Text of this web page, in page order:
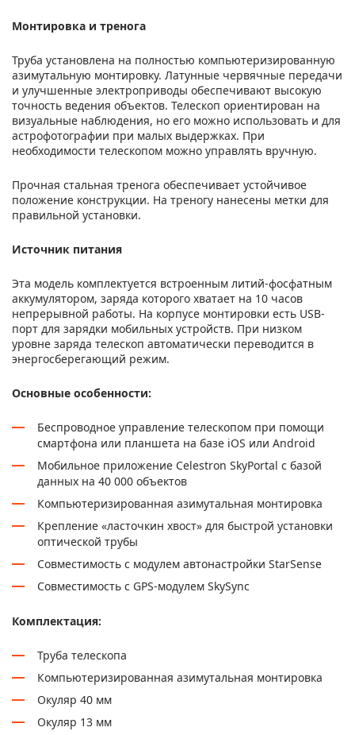
Монтировка и тренога
Труба установлена на полностью компьютеризированную
азимутальную монтировку. Латунные червячные передачи
и улучшенные электроприводы обеспечивают высокую
точность ведения объектов. Телескоп ориентирован на
визуальные наблюдения, но его можно использовать и для
астрофотографии при малых выдержках. При
необходимости телескопом можно управлять вручную.
Прочная стальная тренога обеспечивает устойчивое
положение конструкции. На треногу нанесены метки для
правильной установки.
Источник питания
Эта модель комплектуется встроенным литий-фосфатным
аккумулятором, заряда которого хватает на 10 часов
непрерывной работы. На корпусе монтировки есть USB-
порт для зарядки мобильных устройств. При низком
уровне заряда телескоп автоматически переводится в
энергосберегающий режим.
Основные особенности:
Беспроводное управление телескопом при помощи
смартфона или планшета на базе iOS или Android
Мобильное приложение Celestron SkyPortal с базой
данных на 40 000 объектов
Компьютеризированная азимутальная монтировка
Крепление «ласточкин хвост» для быстрой установки
оптической трубы
Совместимость с модулем автонастройки StarSense
Совместимость с GPS-модулем SkySync
Комплектация:
Труба телескопа
Компьютеризированная азимутальная монтировка
Окуляр 40 мм
Окуляр 13 мм